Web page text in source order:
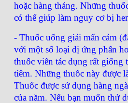
hoặc hàng tháng. Những
có thể giúp làm nguy cơ bị
- Thuốc uống giải mẩn cảm
với một số loại dị ứng phấn
thuốc viên tác dụng rất giống
tiêm. Những thuốc này được
Thuốc được sử dụng hàng
của năm. Nếu bạn muốn thử